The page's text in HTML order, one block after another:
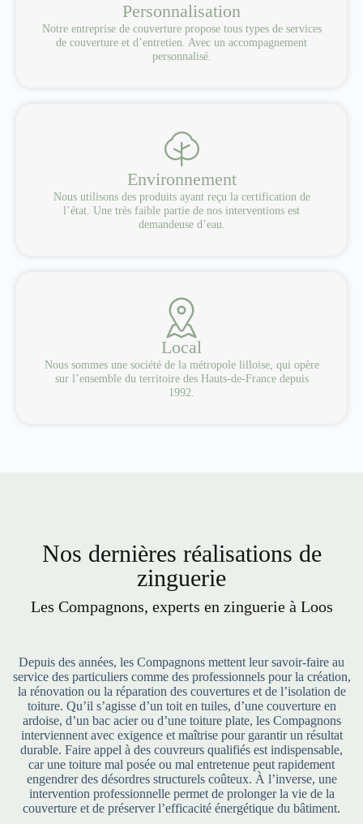
Personnalisation
Notre entreprise de couverture propose tous types de services
de couverture et d’entretien. Avec un accompagnement
personnalisé.
Environnement
Nous utilisons des produits ayant reçu la certification de
l’état. Une très faible partie de nos interventions est
demandeuse d’eau.
Local
Nous sommes une société de la métropole lilloise, qui opère
sur l’ensemble du territoire des Hauts-de-France depuis
1992.
Nos dernières réalisations de
zinguerie
Les Compagnons, experts en zinguerie à Loos
Depuis des années, les Compagnons mettent leur savoir-faire au
service des particuliers comme des professionnels pour la création,
la rénovation ou la réparation des couvertures et de l’isolation de
toiture. Qu’il s’agisse d’un toit en tuiles, d’une couverture en
ardoise, d’un bac acier ou d’une toiture plate, les Compagnons
interviennent avec exigence et maîtrise pour garantir un résultat
durable. Faire appel à des couvreurs qualifiés est indispensable,
car une toiture mal posée ou mal entretenue peut rapidement
engendrer des désordres structurels coûteux. À l’inverse, une
intervention professionnelle permet de prolonger la vie de la
couverture et de préserver l’efficacité énergétique du bâtiment.